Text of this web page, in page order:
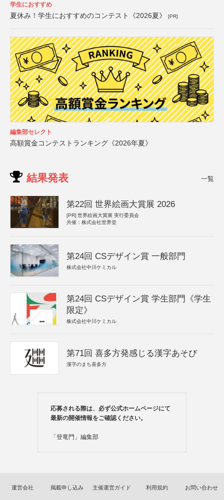
学生におすすめ
夏休み！学生におすすめのコンテスト《2026夏》 [PR]
編集部セレクト
高額賞金コンテストランキング《2026年夏》
結果発表 一覧
第22回 世界絵画大賞展 2026
[PR] 世界絵画大賞展 実行委員会
共催：株式会社世界堂
第24回 CSデザイン賞 一般部門
株式会社中川ケミカル
第24回 CSデザイン賞 学生部門《学生
限定》
株式会社中川ケミカル
第71回 喜多方発感じる漢字あそび
漢字のまち喜多方
応募される際は、必ず公式ホームページにて
最新の開催情報をご確認ください。
「登竜門」編集部
運営会社 掲載申し込み 主催運営ガイド 利用規約 お問い合わせ